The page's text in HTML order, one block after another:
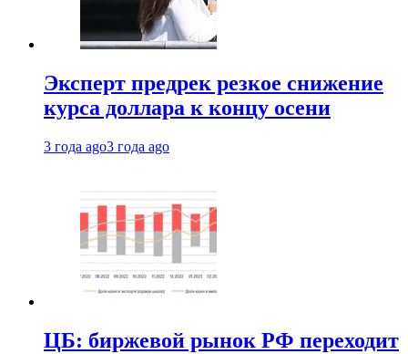
Эксперт предрек резкое снижение
курса доллара к концу осени
3 года ago3 года ago
ЦБ: биржевой рынок РФ переходит